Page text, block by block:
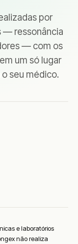
por
— ressonância
— com os
um só lugar
seu médico.
e laboratórios
não realiza